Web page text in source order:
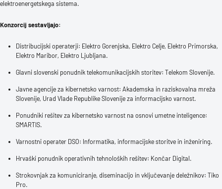
elektroenergetskega sistema.
Konzorcij sestavljajo:
Distribucijski operaterji: Elektro Gorenjska, Elektro Celje, Elektro Primorska,
Elektro Maribor, Elektro Ljubljana.
Glavni slovenski ponudnik telekomunikacijskih storitev: Telekom Slovenije.
Javne agencije za kibernetsko varnost: Akademska in raziskovalna mreža
Slovenije, Urad Vlade Republike Slovenije za informacijsko varnost.
Ponudniki rešitev za kibernetsko varnost na osnovi umetne inteligence:
SMARTIS.
Varnostni operater DSO: Informatika, informacijske storitve in inženiring.
Hrvaški ponudnik operativnih tehnoloških rešitev: Končar Digital.
Strokovnjak za komuniciranje, diseminacijo in vključevanje deležnikov: Tiko
Pro.